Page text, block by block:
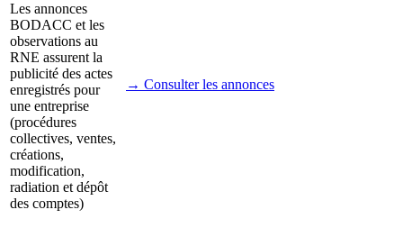
Les annonces
BODACC et les
observations au
RNE assurent la
publicité des actes
enregistrés pour
une entreprise
(procédures
collectives, ventes,
créations,
modification,
radiation et dépôt
des comptes)
→ Consulter les annonces